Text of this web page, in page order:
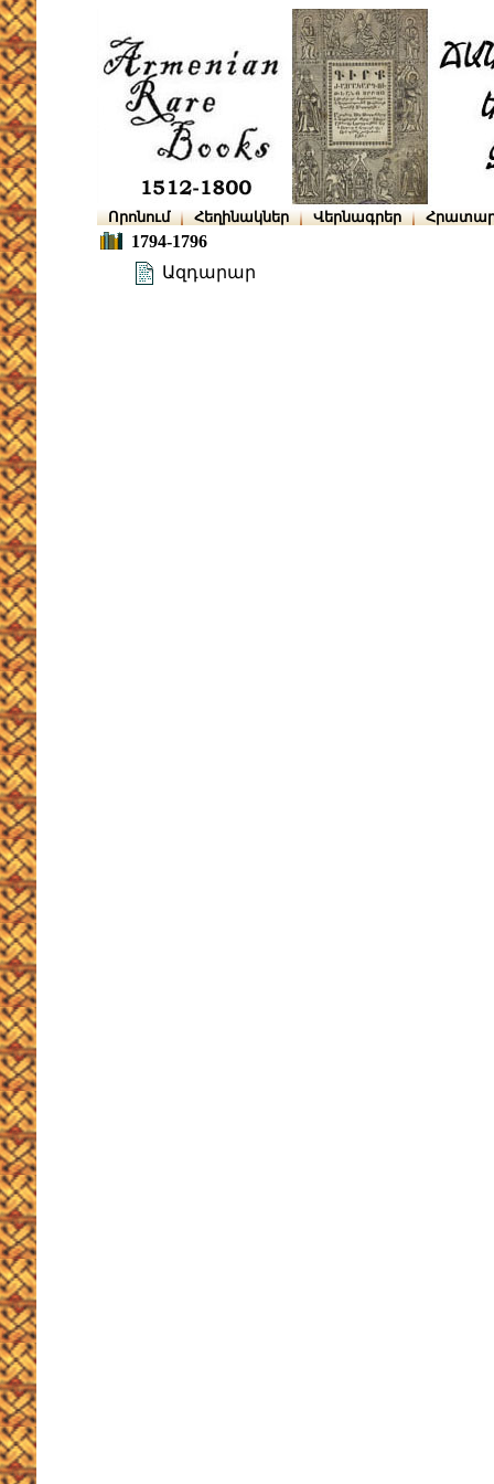
Որոնում Հեղինակներ Վերնագրեր
1794-1796
Ազդարար